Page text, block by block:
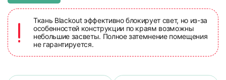
Ткань Blackout эффективно блокирует свет, но из-за
особенностей конструкции по краям возможны
небольшие засветы. Полное затемнение помещения
не гарантируется.